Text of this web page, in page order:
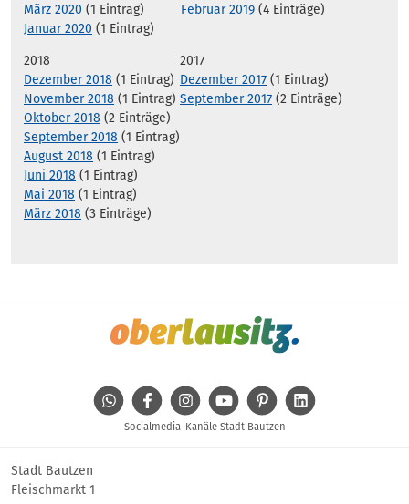
März 2020 (1 Eintrag)
Januar 2020 (1 Eintrag)
Februar 2019 (4 Einträge)
2018
Dezember 2018 (1 Eintrag)
November 2018 (1 Eintrag)
Oktober 2018 (2 Einträge)
September 2018 (1 Eintrag)
August 2018 (1 Eintrag)
Juni 2018 (1 Eintrag)
Mai 2018 (1 Eintrag)
März 2018 (3 Einträge)
2017
Dezember 2017 (1 Eintrag)
September 2017 (2 Einträge)
WhatsAppFacebookInstagramYoutube Pinterest
Socialmedia-Kanäle Stadt Bautzen
Stadt Bautzen
Fleischmarkt 1